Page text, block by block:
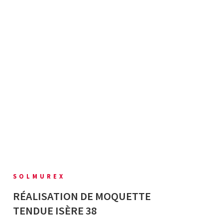
SOLMUREX
RÉALISATION DE MOQUETTE
TENDUE ISÈRE 38